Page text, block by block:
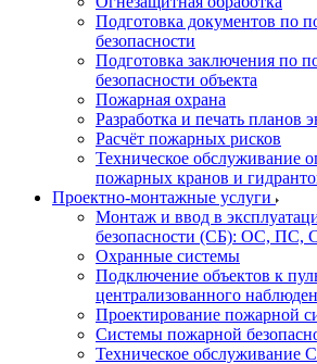
Подготовка документов по
безопасности
Подготовка заключения по
безопасности объекта
Пожарная охрана
Разработка и печать планов
Расчёт пожарных рисков
Техническое обслуживание
пожарных кранов и
Проектно-монтажные услуги
Монтаж и ввод в
безопасности (СБ): ОС, ПС,
Охранные системы
Подключение объектов к
централизованного
Проектирование пожарной
Системы пожарной
Техническое обслуживание